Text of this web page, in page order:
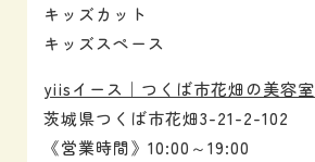
キッズカット
キッズスペース
yiisイース｜つくば市花畑の美容室
茨城県つくば市花畑3-21-2-102
《営業時間》10:00～19:00